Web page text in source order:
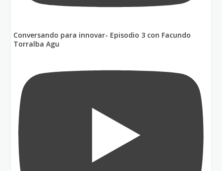
Conversando para innovar- Episodio 3 con Facundo
Torralba Agu